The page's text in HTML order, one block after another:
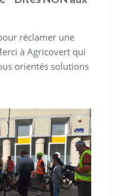
réclamer une
à Agricovert qui
orientés solutions